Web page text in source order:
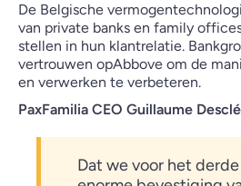
De Belgische
van private banks en family
stellen in hun klantrelatie.
vertrouwen opAbbove om de
en verwerken te verbeteren.
PaxFamilia CEO Guillaume
Dat we voor het